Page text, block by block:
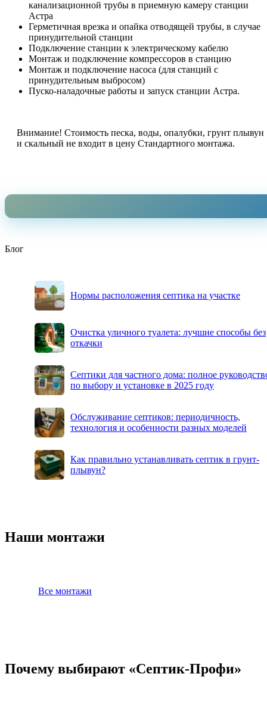
канализационной трубы в приемную камеру станции
Астра
Герметичная врезка и опайка отводящей трубы, в случае
принудительной станции
Подключение станции к электрическому кабелю
Монтаж и подключение компрессоров в станцию
Монтаж и подключение насоса (для станций с
принудительным выбросом)
Пуско-наладочные работы и запуск станции Астра.
Внимание! Стоимость песка, воды, опалубки, грунт плывун
и скальный не входит в цену Стандартного монтажа.
Блог
Нормы расположения септика на участке
Очистка уличного туалета: лучшие способы без
откачки
Септики для частного дома: полное
по выбору и установке в 2025 году
Обслуживание септиков: периодичность,
технология и особенности разных моделей
Как правильно устанавливать септик в грунт-
плывун?
Наши монтажи
Все монтажи
Почему выбирают «Септик-Профи»